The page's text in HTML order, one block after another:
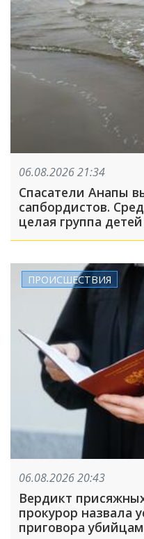
06.08.2026 21:34
Спасатели Анапы
сапбордистов.
целая группа детей
ПРОИСШЕСТВИЯ
06.08.2026 20:43
Вердикт
прокурор назвала
приговора